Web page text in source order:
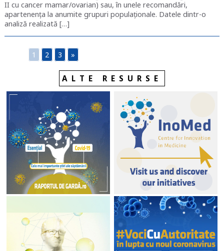
II cu cancer mamar/ovarian) sau, în unele recomandări,
apartenența la anumite grupuri populaționale. Datele dintr-o
analiză realizată […]
1 2 3 »
ALTE RESURSE